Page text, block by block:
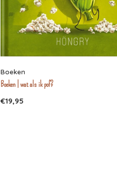
Boeken
Boeken | wat als ik pof?
€19,95